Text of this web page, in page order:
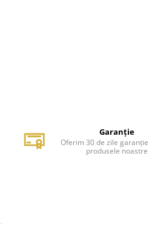
Garanție
Oferim 30 de zile
produsele noastre